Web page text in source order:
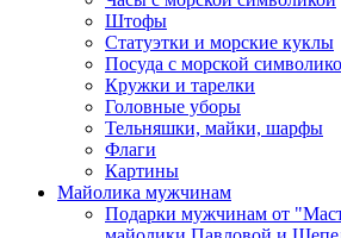
Штофы
Статуэтки и морские куклы
Посуда с морской
Кружки и тарелки
Головные уборы
Тельняшки, майки, шарфы
Флаги
Картины
Майолика мужчинам
Подарки мужчинам от